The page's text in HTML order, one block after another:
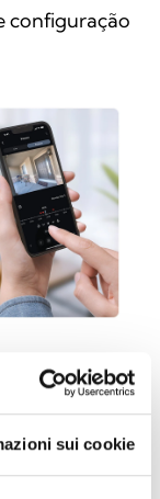
sui cookie
configuração
seguintes